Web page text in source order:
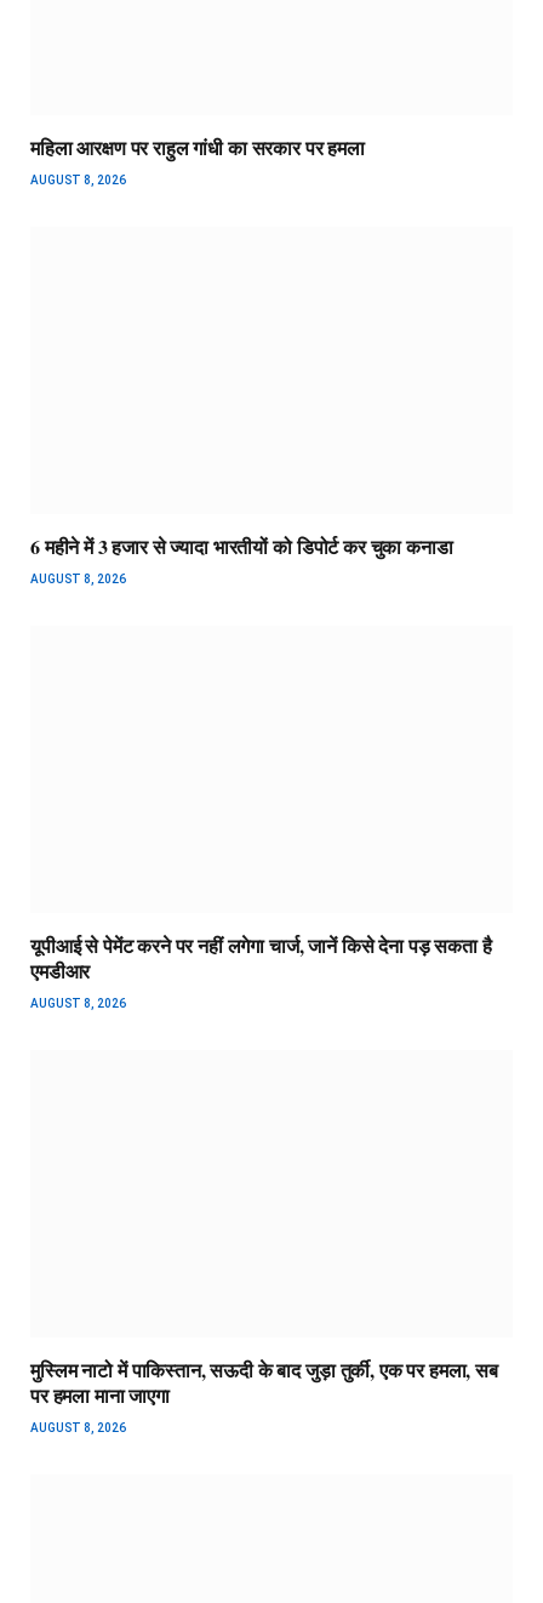
महिला आरक्षण पर राहुल गांधी का सरकार पर हमला
AUGUST 8, 2026
6 महीने में 3 हजार से ज्यादा भारतीयों को डिपोर्ट कर चुका कनाडा
AUGUST 8, 2026
यूपीआई से पेमेंट करने पर नहीं लगेगा चार्ज, जानें किसे देना पड़ सकता है
एमडीआर
AUGUST 8, 2026
मुस्लिम नाटो में पाकिस्तान, सऊदी के बाद जुड़ा तुर्की, एक पर हमला, सब
पर हमला माना जाएगा
AUGUST 8, 2026